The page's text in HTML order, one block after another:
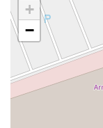
+
−